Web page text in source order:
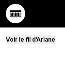
Voir le fil d’Ariane